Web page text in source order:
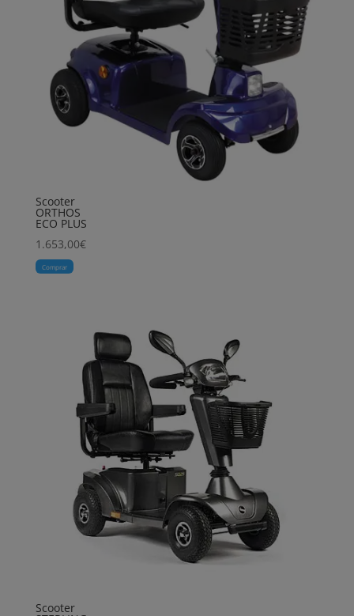
Scooter
ORTHOS
ECO PLUS
1.653,00€
Comprar
Scooter